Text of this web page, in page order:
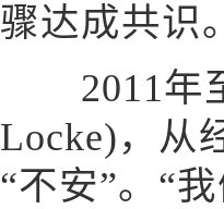
骤达成共识。
2011年至
Locke)，从
“不安”。“